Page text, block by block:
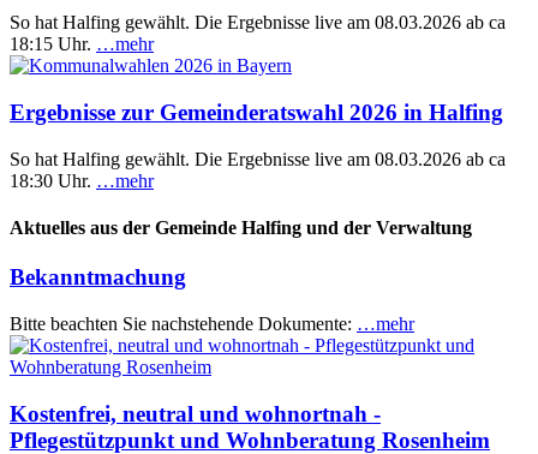
So hat Halfing gewählt. Die Ergebnisse live am 08.03.2026 ab ca
18:15 Uhr. …mehr
Ergebnisse zur Gemeinderatswahl 2026 in Halfing
So hat Halfing gewählt. Die Ergebnisse live am 08.03.2026 ab ca
18:30 Uhr. …mehr
Aktuelles aus der Gemeinde Halfing und der Verwaltung
Bekanntmachung
Bitte beachten Sie nachstehende Dokumente: …mehr
Kostenfrei, neutral und wohnortnah -
Pflegestützpunkt und Wohnberatung Rosenheim